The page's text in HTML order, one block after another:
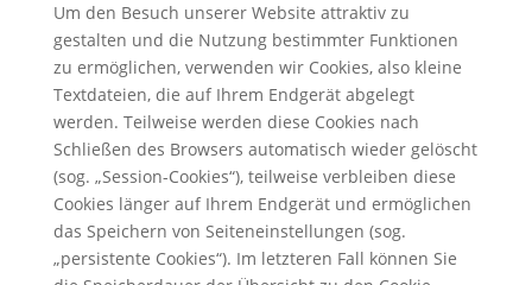
Um den Besuch unserer Website attraktiv zu
gestalten und die Nutzung bestimmter Funktionen
zu ermöglichen, verwenden wir Cookies, also kleine
Textdateien, die auf Ihrem Endgerät abgelegt
werden. Teilweise werden diese Cookies nach
Schließen des Browsers automatisch wieder gelöscht
(sog. „Session-Cookies“), teilweise verbleiben diese
Cookies länger auf Ihrem Endgerät und ermöglichen
das Speichern von Seiteneinstellungen (sog.
„persistente Cookies“). Im letzteren Fall können Sie